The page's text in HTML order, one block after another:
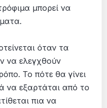
μπορεί να
όταν τα
να ελεγχθούν
Το πότε θα γίνει
να εξαρτάται από το
πια να